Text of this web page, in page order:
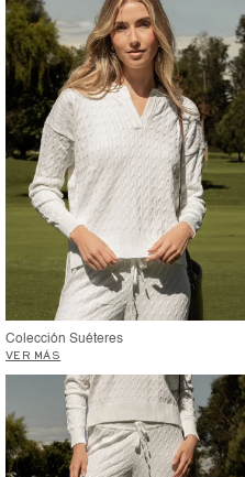
Colección Suéteres
VER MÁS